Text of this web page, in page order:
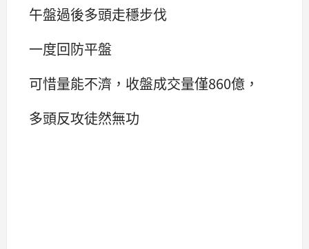
午盤過後多頭走穩步伐
一度回防平盤
可惜量能不濟，收盤成交量僅860億，
多頭反攻徒然無功